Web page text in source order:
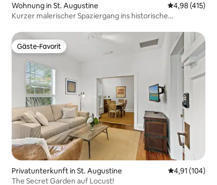
Wohnung in St. Augustine
4,98 (415)
Kurzer malerischer Spaziergang ins historische
Gäste-Favorit
Gäste-Favorit
Privatunterkunft in St. Augustine
4,91 (104)
The Secret Garden auf Locust!